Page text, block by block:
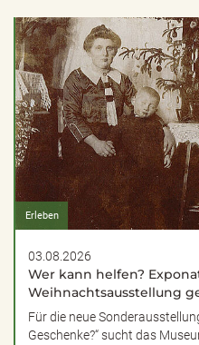
Erleben
03.08.2026
Wer kann helfen?
Weihnachtsausstellung
Für die neue
Geschenke?“ sucht das